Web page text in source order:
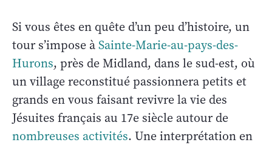
Si vous êtes en quête d’un peu d’histoire, un
tour s’impose àSainte-Marie-au-pays-des-
Hurons, près de Midland, dans le sud-est, où
un village reconstitué passionnera petits et
grands en vous faisant revivre la vie des
Jésuites français au 17e siècle autour de
nombreuses activités. Une interprétation en